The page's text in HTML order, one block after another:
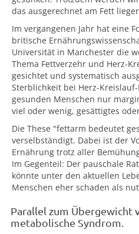
das ausgerechnet am Fett
Im vergangenen Jahr hat eine
britische
Universität in Manchester die
Thema Fettverzehr und Herz-
gesichtet und systematisch
Sterblichkeit bei Herz-
gesunden Menschen nur
viel oder wenig, gesättigtes
Die These "fettarm bedeutet
verselbständigt. Dabei ist der
Ernährung trotz aller
Im Gegenteil: Der pauschale
könnte unter den aktuellen
Menschen eher schaden als
Parallel zum Übergewicht
metabolische Syndrom.